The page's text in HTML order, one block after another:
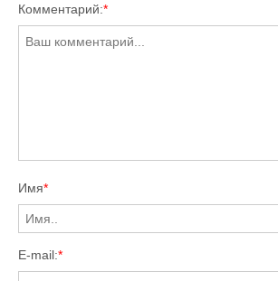
Комментарий:*
Имя*
E-mail:*